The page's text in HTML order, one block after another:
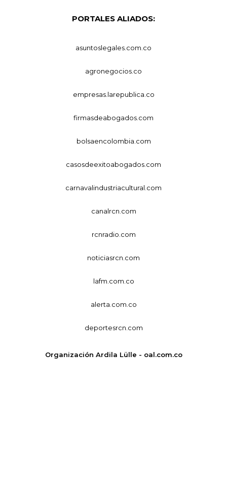
PORTALES ALIADOS:
asuntoslegales.com.co
agronegocios.co
empresas.larepublica.co
firmasdeabogados.com
bolsaencolombia.com
casosdeexitoabogados.com
carnavalindustriacultural.com
canalrcn.com
rcnradio.com
noticiasrcn.com
lafm.com.co
alerta.com.co
deportesrcn.com
Organización Ardila Lülle - oal.com.co